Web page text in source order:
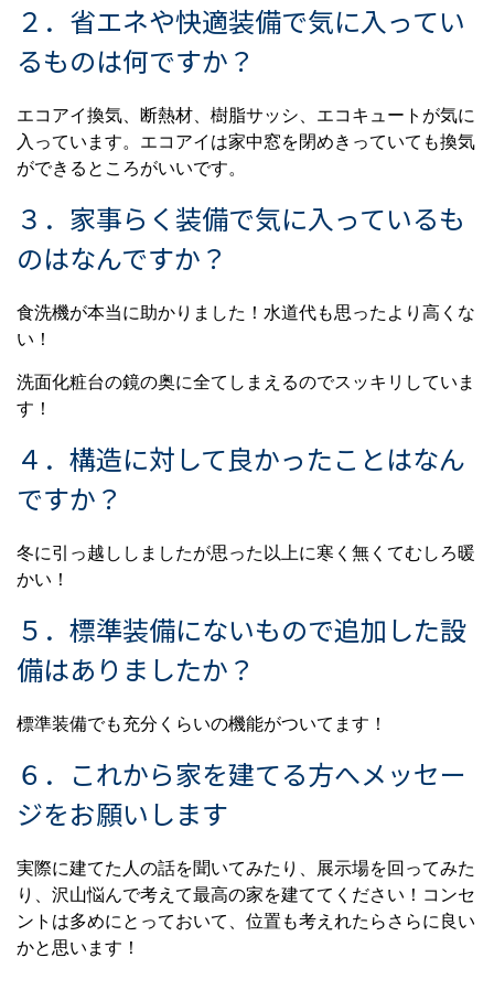
２．省エネや快適装備で気に入ってい
るものは何ですか？
エコアイ換気、断熱材、樹脂サッシ、エコキュートが気に
入っています。エコアイは家中窓を閉めきっていても換気
ができるところがいいです。
３．家事らく装備で気に入っているも
のはなんですか？
食洗機が本当に助かりました！水道代も思ったより高くな
い！
洗面化粧台の鏡の奥に全てしまえるのでスッキリしていま
す！
４．構造に対して良かったことはなん
ですか？
冬に引っ越ししましたが思った以上に寒く無くてむしろ暖
かい！
５．標準装備にないもので追加した設
備はありましたか？
標準装備でも充分くらいの機能がついてます！
６．これから家を建てる方へメッセー
ジをお願いします
実際に建てた人の話を聞いてみたり、展示場を回ってみた
り、沢山悩んで考えて最高の家を建ててください！コンセ
ントは多めにとっておいて、位置も考えれたらさらに良い
かと思います！